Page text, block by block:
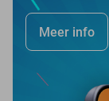
Meer info